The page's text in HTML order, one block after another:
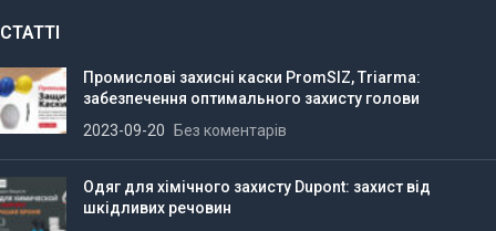
СТАТТІ
Промислові захисні каски PromSIZ, Triarma:
забезпечення оптимального захисту голови
2023-09-20
Без коментарів
Одяг для хімічного захисту Dupont: захист від
шкідливих речовин